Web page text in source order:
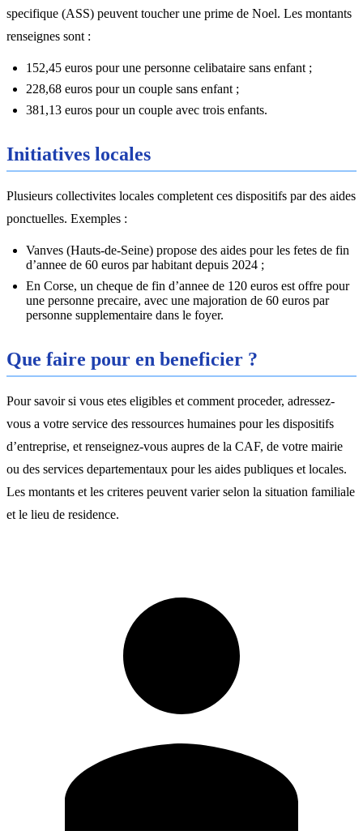
specifique (ASS) peuvent toucher une prime de Noel. Les montants
renseignes sont :
152,45 euros pour une personne celibataire sans enfant ;
228,68 euros pour un couple sans enfant ;
381,13 euros pour un couple avec trois enfants.
Initiatives locales
Plusieurs collectivites locales completent ces dispositifs par des aides
ponctuelles. Exemples :
Vanves (Hauts-de-Seine) propose des aides pour les fetes de fin
d’annee de 60 euros par habitant depuis 2024 ;
En Corse, un cheque de fin d’annee de 120 euros est offre pour
une personne precaire, avec une majoration de 60 euros par
personne supplementaire dans le foyer.
Que faire pour en beneficier ?
Pour savoir si vous etes eligibles et comment proceder, adressez-
vous a votre service des ressources humaines pour les dispositifs
d’entreprise, et renseignez-vous aupres de la CAF, de votre mairie
ou des services departementaux pour les aides publiques et locales.
Les montants et les criteres peuvent varier selon la situation familiale
et le lieu de residence.